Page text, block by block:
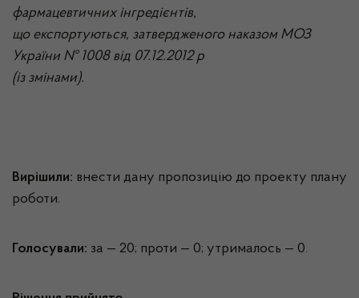
фармацевтичних інгредієнтів,
що експортуються, затвердженого наказом МОЗ
України № 1008 від 07.12.2012 р
(із змінами).
Вирішили: внести дану пропозицію до проекту плану
роботи.
Голосували: за — 20; проти — 0; утрималось — 0.